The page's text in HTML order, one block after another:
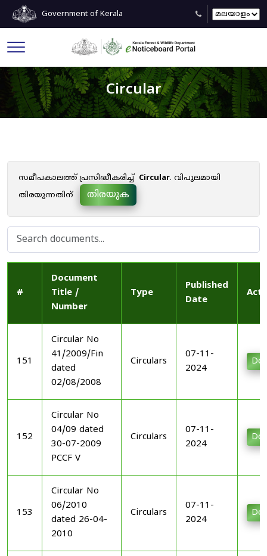
Government of Kerala
Circular
സമീപകാലത്ത് പ്രസിദ്ധീകരിച്ച് Circular. വിപുലമായി
തിരയുന്നതിന്
തിരയുക
#
Document
Title /
Number
Type
Published
Date
151
Circular No
41/2009/Fin
dated
02/08/2008
Circulars
07-11-
2024
152
Circular No
04/09 dated
30-07-2009
PCCF V
Circulars
07-11-
2024
153
Circular No
06/2010
dated 26-04-
2010
Circulars
07-11-
2024